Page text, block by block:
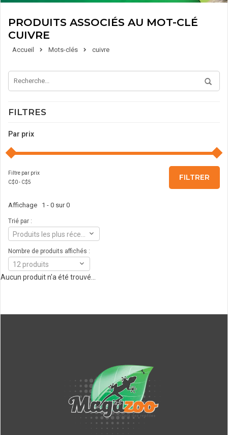
PRODUITS ASSOCIÉS AU MOT-CLÉ
CUIVRE
Accueil Mots-clés cuivre
FILTRES
Par prix
Filtre par prix
C$0- C$5
FILTRER
Affichage 1 - 0 sur 0
Trié par :
Nombre de produits affichés :
12 produits
Aucun produit n'a été trouvé...